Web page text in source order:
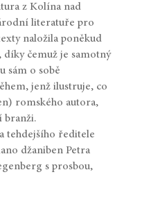
z Kolína nad
literatuře pro
naložila poněkud
díky čemuž je samotný
sám o sobě
jenž ilustruje, co
romského autora,
branži.
tehdejšího ředitele
džaniben Petra
s prosbou,